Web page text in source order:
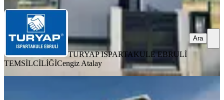
TURYAP ISPARTAKULE EBRULİ
TEMSİLCİLİĞİCengiz Atalay
Ara
Silivri Kavaklı Mahallesinde Satılık